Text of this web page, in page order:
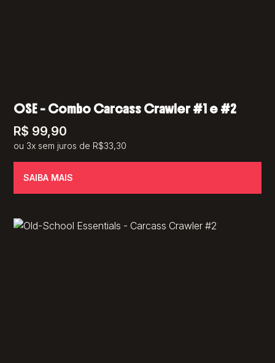
OSE – Combo Carcass Crawler #1 e #2
R$ 99,90
ou 3x sem juros de R$33,30
SAIBA MAIS